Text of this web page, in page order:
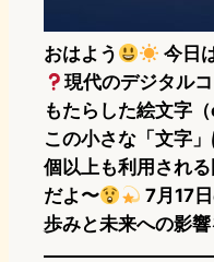
おはよう
今日
現代のデジタル
もたらした絵文字（
この小さな「文字
個以上も利用され
だよ〜
7月17
歩みと未来への影